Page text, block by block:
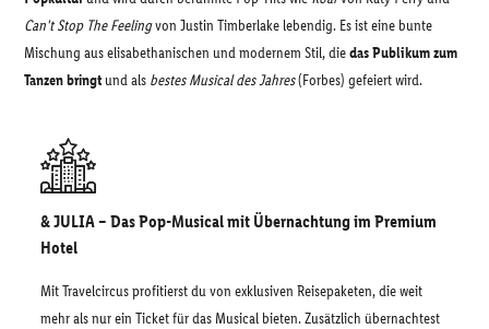
Can't Stop The Feelingvon Justin Timberlake lebendig. Es ist eine bunte
Mischung aus elisabethanischen und modernem Stil, diedas Publikum zum
Tanzen bringt und als bestes Musical des Jahres(Forbes) gefeiert wird.
& JULIA – Das Pop-Musical mit Übernachtung im Premium
Hotel
Mit Travelcircus profitierst du von exklusiven Reisepaketen, die weit
mehr als nur ein Ticket für das Musical bieten. Zusätzlich übernachtest